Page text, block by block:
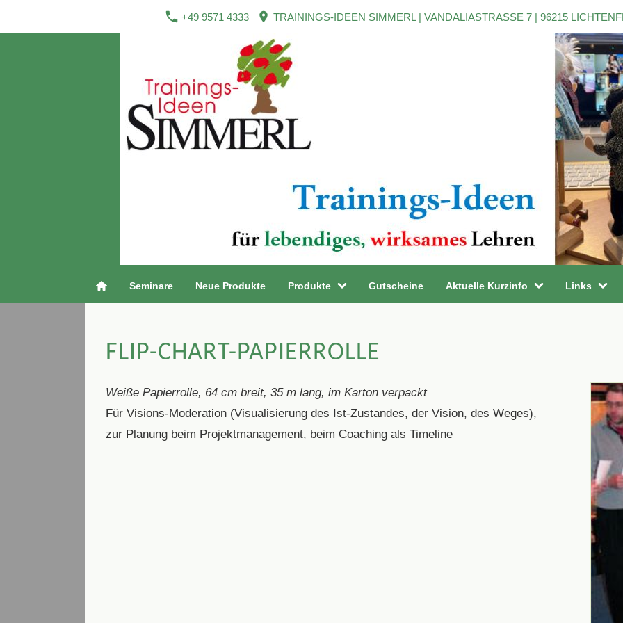
+49 9571 4333 TRAININGS-IDEEN SIMMERL | VANDALIASTRASSE 7 | 96215
Seminare Neue Produkte Produkte Gutscheine Aktuelle Kurzinfo Links
FLIP-CHART-PAPIERROLLE
Weiße Papierrolle, 64 cm breit, 35 m lang, im Karton verpackt
Für Visions-Moderation (Visualisierung des Ist-Zustandes, der Vision, des Weges),
zur Planung beim Projektmanagement, beim Coaching als Timeline